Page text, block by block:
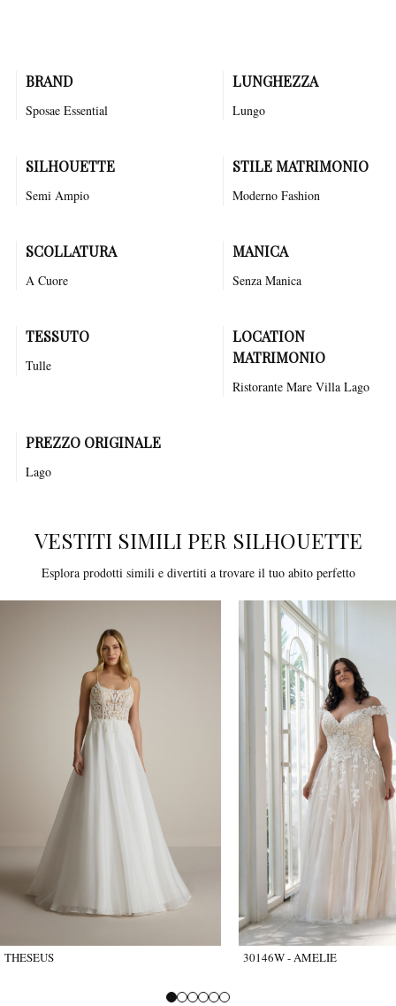
BRAND
Sposae Essential
LUNGHEZZA
Lungo
SILHOUETTE
Semi Ampio
STILE MATRIMONIO
Moderno Fashion
SCOLLATURA
A Cuore
MANICA
Senza Manica
TESSUTO
Tulle
LOCATION
MATRIMONIO
Ristorante Mare Villa Lago
PREZZO ORIGINALE
Lago
VESTITI SIMILI PER SILHOUETTE
Esplora prodotti simili e divertiti a trovare il tuo abito perfetto
THESEUS 30146W - AMELIE